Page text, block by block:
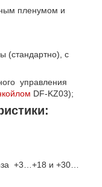
пленумом и
(стандартно), с
управления
DF-KZ03);
+3…+18 и +30…